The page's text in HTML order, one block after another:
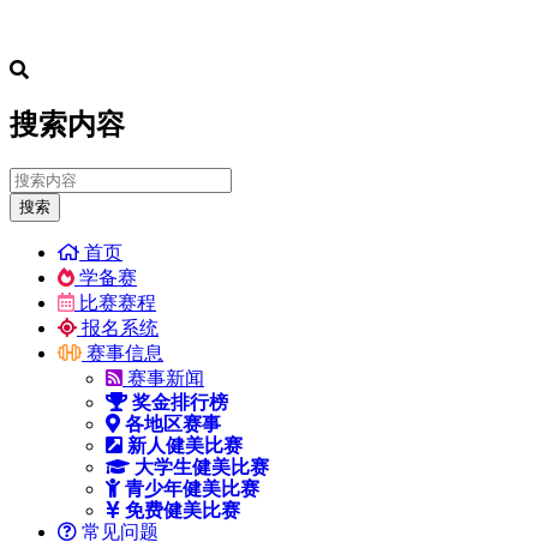
搜索内容
搜索
首页
学备赛
比赛赛程
报名系统
赛事信息
赛事新闻
奖金排行榜
各地区赛事
新人健美比赛
大学生健美比赛
青少年健美比赛
免费健美比赛
常见问题